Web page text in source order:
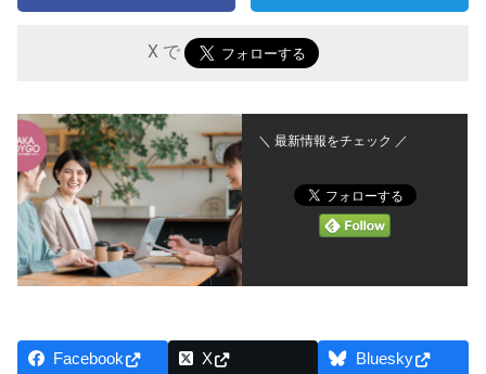
X で
＼ 最新情報をチェック ／
Facebook X Bluesky